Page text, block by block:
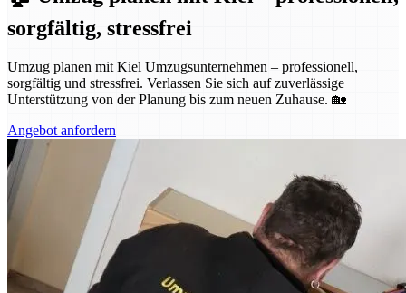
sorgfältig, stressfrei
Umzug planen mit Kiel Umzugsunternehmen – professionell,
sorgfältig und stressfrei. Verlassen Sie sich auf zuverlässige
Unterstützung von der Planung bis zum neuen Zuhause. 🏡
Angebot anfordern